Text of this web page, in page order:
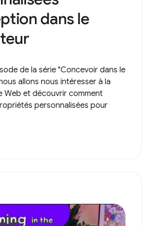
dans le
de la série "Concevoir dans le
allons nous intéresser à la
Web et découvrir comment
personnalisées pour